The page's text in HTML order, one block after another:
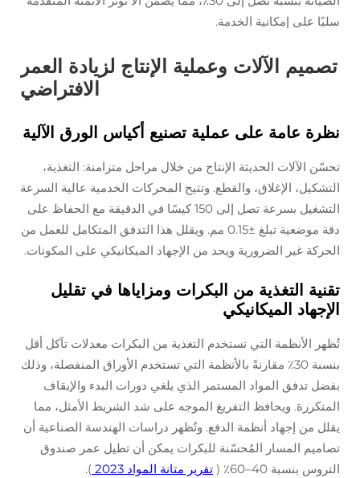
سلبًا على إمكانية الخدمة.
تصميم الآلات وعملية الإنتاج لزيادة العمر
الافتراضي
نظرة عامة على عملية تصنيع أكياس الورق الآلية
تحسّن الآلات الحديثة الإنتاج من خلال مراحل متزامنة: التغذية،
التشكيل، الإغلاق، والقطع. وتتيح المحركات الخدمية عالية السرعة
التشغيل بسرعة تصل إلى 150 كيسًا في الدقيقة مع الحفاظ على
دقة موضعية تبلغ ±0.15 مم. ويقلل هذا التدفق المتكامل للعمل من
الحركة غير الضرورية ويحد من الإجهاد الميكانيكي على المكونات.
تقنية التغذية من البكرات ومزاياها في تقليل
الإجهاد الميكانيكي
تُظهر الأنظمة التي تستخدم التغذية من البكرات معدلات تآكل أقل
بنسبة 30٪ مقارنةً بالأنظمة التي تستخدم الأوراق المنفصلة، وذلك
بفضل تدفق المواد المستمر الذي يلغي دورات البدء والإيقاف
المتكررة. ويحافظ التفريغ الموجه على شد الشريط الأمثل، مما
يقلل من إجهاد أنظمة الدفع. وتُظهر دراسات الهندسة الصناعية أن
تصاميم المسار المُحسّنة للبكرات يمكن أن تطيل عمر صندوق
التروس بنسبة 40–60٪ (
تقرير متانة المواد 2023 ).